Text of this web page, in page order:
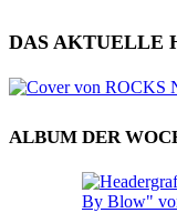
DAS AKTUELLE
ALBUM DER